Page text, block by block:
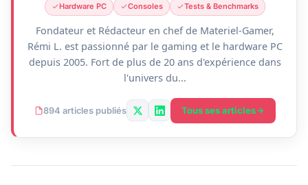
Hardware PC Consoles Tests & Benchmarks
Fondateur et Rédacteur en chef de Materiel-Gamer,
Rémi L. est passionné par le gaming et le hardware PC
depuis 2005. Fort de plus de 20 ans d'expérience dans
l'univers du...
894 articles publiés Tous ses articles